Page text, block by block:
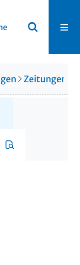
Zeitungen